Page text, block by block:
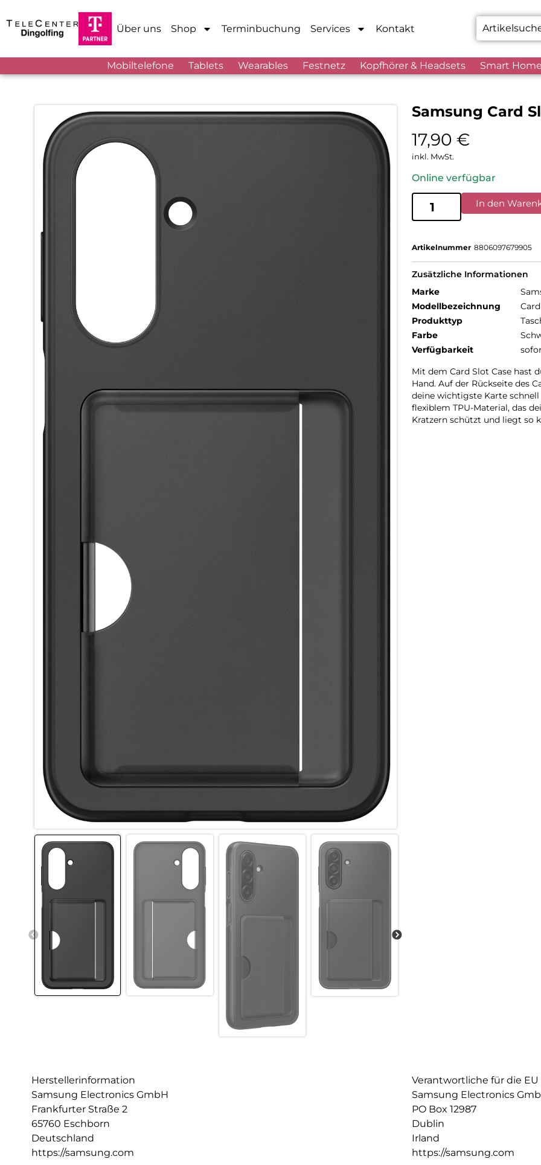
Über uns Shop Terminbuchung Services Kontakt
Mobiltelefone Tablets Wearables Festnetz Kopfhörer & Headsets Smart
Samsung Card
17,90 €
inkl. MwSt.
Online verfügbar
In den
Artikelnummer 8806097679905
Zusätzliche Informationen
Marke
Modellbezeichnung
Produkttyp
Farbe
Verfügbarkeit
Mit dem Card Slot Case hast
Hand. Auf der Rückseite des
deine wichtigste Karte
flexiblem TPU-Material, das
Kratzern schützt und liegt so
Herstellerinformation
Samsung Electronics GmbH
Frankfurter Straße 2
65760 Eschborn
Deutschland
https://samsung.com
Verantwortliche für die EU
Samsung Electronics
PO Box 12987
Dublin
Irland
https://samsung.com